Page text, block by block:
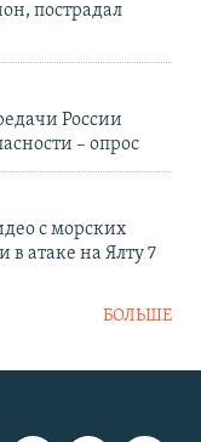
пострадал
России
– опрос
с морских
в атаке на Ялту 7
БОЛЬШЕ